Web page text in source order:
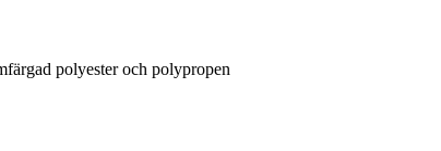
polyester och polypropen